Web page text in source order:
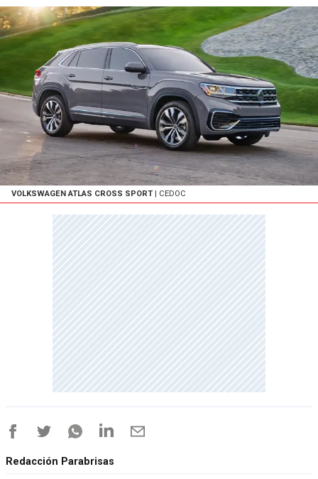
VOLKSWAGEN ATLAS CROSS SPORT | CEDOC
Redacción Parabrisas